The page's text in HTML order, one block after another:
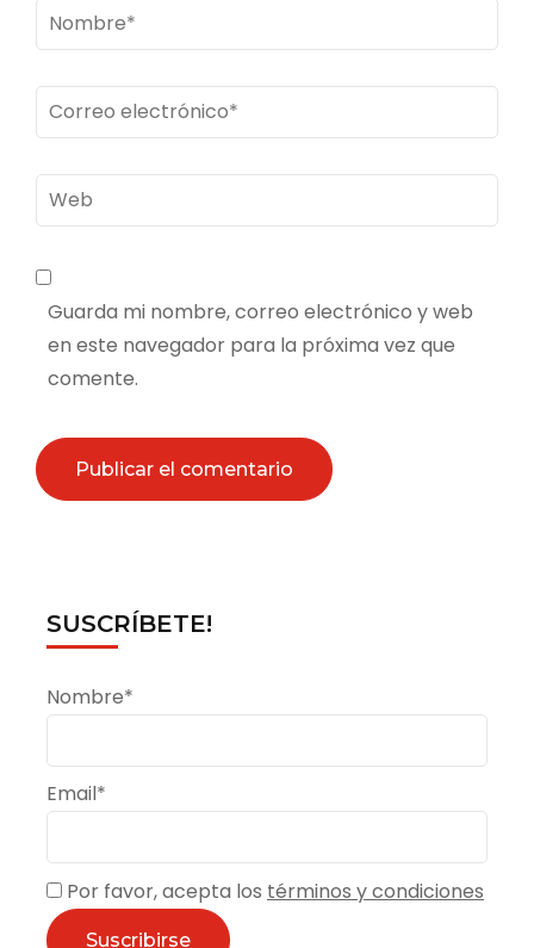
Nombre*
Correo
electrónico*
Web
Guarda mi nombre, correo electrónico y web
en este navegador para la próxima vez que
comente.
SUSCRÍBETE!
Nombre*
Email*
Por favor, acepta los términos y condiciones